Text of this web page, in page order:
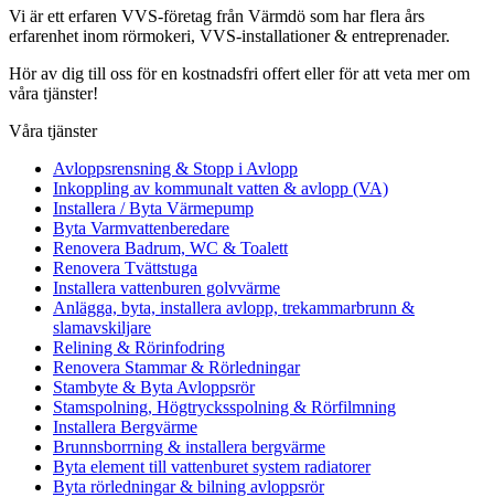
Vi är ett erfaren VVS-företag från Värmdö som har flera års
erfarenhet inom rörmokeri, VVS-installationer & entreprenader.
Hör av dig till oss för en kostnadsfri offert eller för att veta mer om
våra tjänster!
Våra tjänster
Avloppsrensning & Stopp i Avlopp
Inkoppling av kommunalt vatten & avlopp (VA)
Installera / Byta Värmepump
Byta Varmvattenberedare
Renovera Badrum, WC & Toalett
Renovera Tvättstuga
Installera vattenburen golvvärme
Anlägga, byta, installera avlopp, trekammarbrunn &
slamavskiljare
Relining & Rörinfodring
Renovera Stammar & Rörledningar
Stambyte & Byta Avloppsrör
Stamspolning, Högtrycksspolning & Rörfilmning
Installera Bergvärme
Brunnsborrning & installera bergvärme
Byta element till vattenburet system radiatorer
Byta rörledningar & bilning avloppsrör